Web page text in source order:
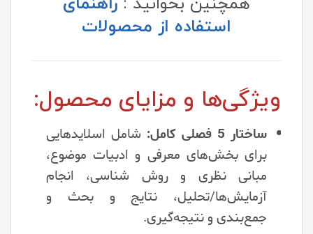
استفاده از محصولات
ویژگی‌ها و مزایای محصول:
ساختار 5 فصلی کامل:
شامل اسلایدهایی
برای بخش‌های معرفی و ادبیات موضوع،
مبانی نظری و روش شناسی، انجام
آزمایش‌ها/تحلیل، نتایج و بحث و
جمع‌بندی و نتیجه‌گیری.